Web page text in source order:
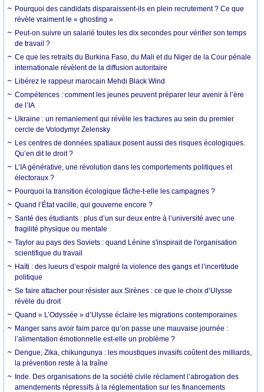
Pourquoi des candidats disparaissent-ils en plein recrutement ? Ce que
révèle vraiment le « ghosting »
Peut-on suivre un salarié toutes les dix secondes pour vérifier son temps
de travail ?
Ce que les retraits du Burkina Faso, du Mali et du Niger de la Cour pénale
internationale révèlent de la diffusion autoritaire
Libérez le rappeur marocain Mehdi Black Wind
Compétences : comment les jeunes peuvent préparer leur avenir à l’ère
de l’IA
Ukraine : un remaniement qui révèle les fractures au sein du premier
cercle de Volodymyr Zelensky
Les centres de données spatiaux posent aussi des risques écologiques.
Qu’en dit le droit ?
L’IA générative, une révolution dans les comportements politiques et
électoraux ?
Pourquoi la transition écologique fâche-t-elle les campagnes ?
Quand l’État vacille, qui gouverne encore ?
Santé des étudiants : plus d’un sur deux entre à l’université avec une
fragilité physique ou mentale
Taylor au pays des Soviets : quand Lénine s'inspirait de l'organisation
scientifique du travail
Haïti : des lueurs d’espoir malgré la violence des gangs et l’incertitude
politique
Se faire attacher pour résister aux Sirènes : ce que le choix d’Ulysse
révèle du droit
Quand « L’Odyssée » d’Ulysse éclaire les migrations contemporaines
Manger sans avoir faim parce qu’on passe une mauvaise journée :
l’alimentation émotionnelle est-elle un problème ?
Dengue, Zika, chikungunya : les moustiques invasifs coûtent des milliards,
la prévention reste à la traîne
Inde. Des organisations de la société civile réclament l’abrogation des
amendements répressifs à la réglementation sur les financements